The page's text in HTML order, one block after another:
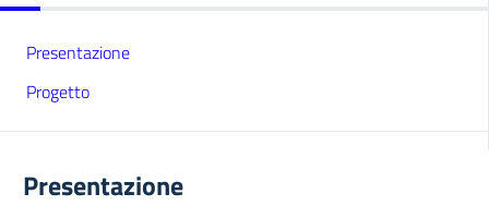
Presentazione
Progetto
Presentazione